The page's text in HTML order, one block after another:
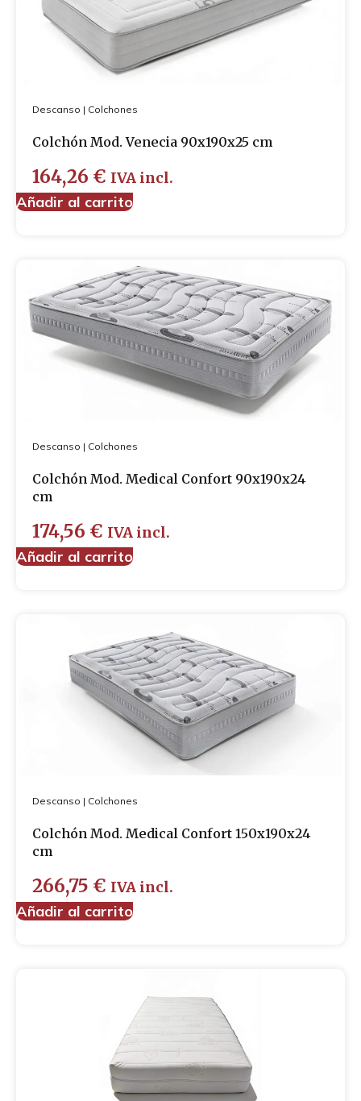
Descanso | Colchones
Colchón Mod. Venecia 90x190x25 cm
164,26 € IVA incl.
Añadir al carrito
Descanso | Colchones
Colchón Mod. Medical Confort 90x190x24
cm
174,56 € IVA incl.
Añadir al carrito
Descanso | Colchones
Colchón Mod. Medical Confort 150x190x24
cm
266,75 € IVA incl.
Añadir al carrito